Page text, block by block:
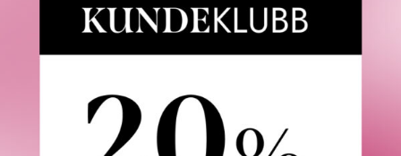
SOOTHING BALM ALCOHOL
FREE 75 ML
COMFORT BALM 75 ML
520KR